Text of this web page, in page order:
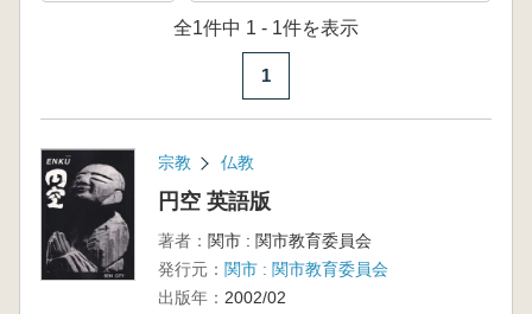
全1件中 1 - 1件を表示
1
宗教 仏教
円空 英語版
著者： 関市 : 関市教育委員会
発行元： 関市 : 関市教育委員会
出版年： 2002/02